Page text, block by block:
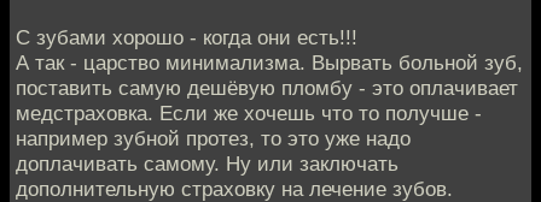
С зубами хорошо - когда они есть!!!
А так - царство минимализма. Вырвать больной зуб,
поставить самую дешёвую пломбу - это оплачивает
медстраховка. Если же хочешь что то получше -
например зубной протез, то это уже надо
доплачивать самому. Ну или заключать
дополнительную страховку на лечение зубов.